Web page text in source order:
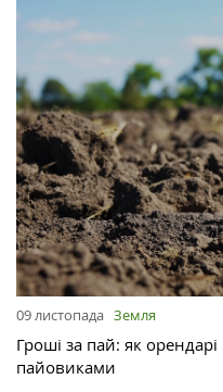
09 листопада Земля
Гроші за пай: як
пайовиками